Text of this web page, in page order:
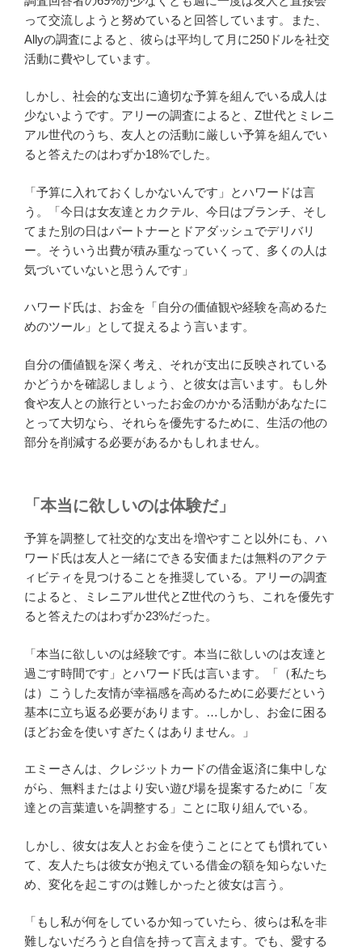
って交流しようと努めていると回答しています。また、
Allyの調査によると、彼らは平均して月に250ドルを社交
活動に費やしています。
しかし、社会的な支出に適切な予算を組んでいる成人は
少ないようです。アリーの調査によると、Z世代とミレニ
アル世代のうち、友人との活動に厳しい予算を組んでい
ると答えたのはわずか18%でした。
「予算に入れておくしかないんです」とハワードは言
う。「今日は女友達とカクテル、今日はブランチ、そし
てまた別の日はパートナーとドアダッシュでデリバリ
ー。そういう出費が積み重なっていくって、多くの人は
気づいていないと思うんです」
ハワード氏は、お金を「自分の価値観や経験を高めるた
めのツール」として捉えるよう言います。
自分の価値観を深く考え、それが支出に反映されている
かどうかを確認しましょう、と彼女は言います。もし外
食や友人との旅行といったお金のかかる活動があなたに
とって大切なら、それらを優先するために、生活の他の
部分を削減する必要があるかもしれません。
「本当に欲しいのは体験だ」
予算を調整して社交的な支出を増やすこと以外にも、ハ
ワード氏は友人と一緒にできる安価または無料のアクテ
ィビティを見つけることを推奨している。アリーの調査
によると、ミレニアル世代とZ世代のうち、これを優先す
ると答えたのはわずか23%だった。
「本当に欲しいのは経験です。本当に欲しいのは友達と
過ごす時間です」とハワード氏は言います。「（私たち
は）こうした友情が幸福感を高めるために必要だという
基本に立ち返る必要があります。…しかし、お金に困る
ほどお金を使いすぎたくはありません。」
エミーさんは、クレジットカードの借金返済に集中しな
がら、無料またはより安い遊び場を提案するために「友
達との言葉遣いを調整する」ことに取り組んでいる。
しかし、彼女は友人とお金を使うことにとても慣れてい
て、友人たちは彼女が抱えている借金の額を知らないた
め、変化を起こすのは難しかったと彼女は言う。
「もし私が何をしているか知っていたら、彼らは私を非
難しないだろうと自信を持って言えます。でも、愛する